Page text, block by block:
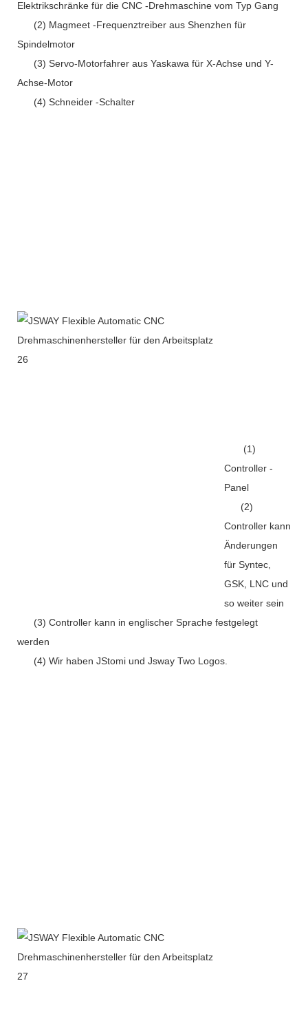
Elektrikschränke für die CNC -Drehmaschine vom Typ Gang
(2) Magmeet -Frequenztreiber aus Shenzhen für
Spindelmotor
(3) Servo-Motorfahrer aus Yaskawa für X-Achse und Y-
Achse-Motor
(4) Schneider -Schalter
(1)
Controller -
Panel
(2)
Controller kann
Änderungen
für Syntec,
GSK, LNC und
so weiter sein
(3) Controller kann in englischer Sprache festgelegt
werden
(4) Wir haben JStomi und Jsway Two Logos.